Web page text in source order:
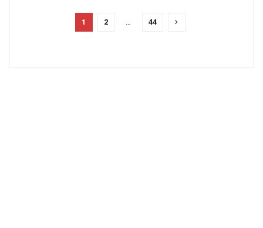
1 2 … 44